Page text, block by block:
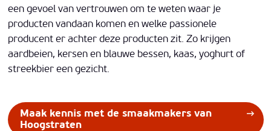
een gevoel van vertrouwen om te weten waar je
producten vandaan komen en welke passionele
producent er achter deze producten zit. Zo krijgen
aardbeien, kersen en blauwe bessen, kaas, yoghurt of
streekbier een gezicht.
Maak kennis met de smaakmakers van
Hoogstraten